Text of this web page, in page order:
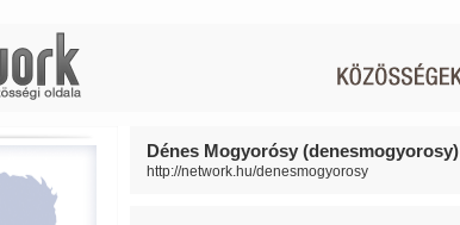
Dénes Mogyorósy (denesmogyorosy)
http://network.hu/denesmogyorosy